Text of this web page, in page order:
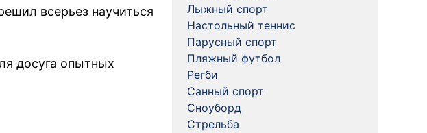
всерьез научиться
досуга опытных
Лыжный спорт
Настольный теннис
Парусный спорт
Пляжный футбол
Регби
Санный спорт
Сноуборд
Стрельба